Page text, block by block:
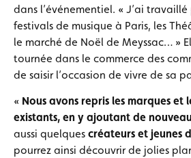
dans l’événementiel. « J’ai
festivals de musique à Paris, les
le marché de Noël de Meyssac… »
tournée dans le commerce des
de saisir l’occasion de vivre de sa
« Nous avons repris les marques et
existants, en y ajoutant de
aussi quelques créateurs et jeunes
pourrez ainsi découvrir de jolies